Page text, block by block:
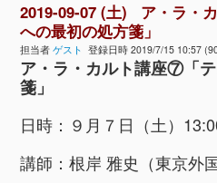
2019-09-07 (土) ア・ラ・
への最初の処方箋」
担当者 ゲスト 登録日時 2019/7/15 10:57
ア・ラ・カルト講座⑦「
箋」
日時：９月７日（土）
講師：根岸 雅史（東京外